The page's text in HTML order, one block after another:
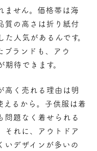
ません。価格帯は海
質の高さは折り紙付
人気があるんです。
ブランドも、アウ
待できます。
高く売れる理由は明
える から。子供服は着
問題なく着せられる
それに、アウトドア
いデザインが多いの